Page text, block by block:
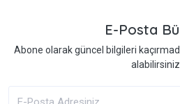
E-Posta
Abone olarak güncel bilgileri